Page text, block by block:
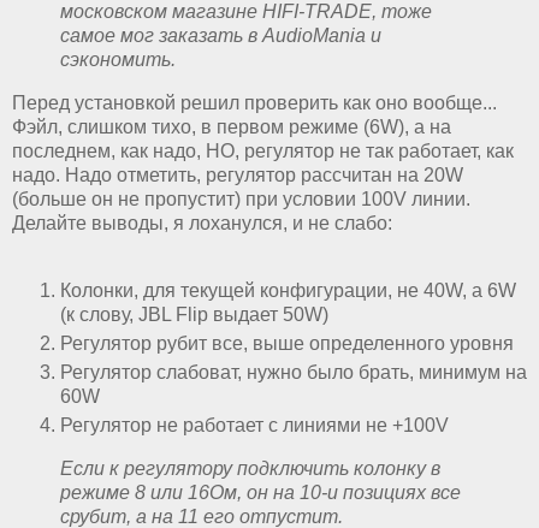
московском магазине HIFI-TRADE, тоже
самое мог заказать в AudioMania и
сэкономить.
Перед установкой решил проверить как оно вообще...
Фэйл, слишком тихо, в первом режиме (6W), а на
последнем, как надо, НО, регулятор не так работает, как
надо. Надо отметить, регулятор рассчитан на 20W
(больше он не пропустит) при условии 100V линии.
Делайте выводы, я лоханулся, и не слабо:
Колонки, для текущей конфигурации, не 40W, а 6W
(к слову, JBL Flip выдает 50W)
Регулятор рубит все, выше определенного уровня
Регулятор слабоват, нужно было брать, минимум на
60W
Регулятор не работает с линиями не +100V
Если к регулятору подключить колонку в
режиме 8 или 16Ом, он на 10-и позициях все
срубит, а на 11 его отпустит.